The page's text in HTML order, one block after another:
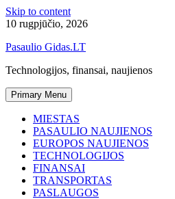
Skip to content
10 rugpjūčio, 2026
Pasaulio Gidas.LT
Technologijos, finansai, naujienos
Primary Menu
MIESTAS
PASAULIO NAUJIENOS
EUROPOS NAUJIENOS
TECHNOLOGIJOS
FINANSAI
TRANSPORTAS
PASLAUGOS